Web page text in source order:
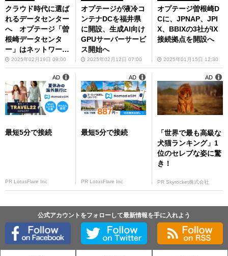
クラウド時代に選ば
れるデータセンター
へ オプテージ「曽
根崎データセンタ
ー」はネットワーク
への接続性が強み
2025年02月19日 09:00
オプテージが液冷コ
ンテナDCを福井県
に開設、生成AI向け
GPUサーバーサービ
ス開始へ
2025年02月12日 07:00
オプテージ曽根崎D
Cに、JPNAP、JPI
X、BBIXの3社がIX
接続拠点を開設へ
2025年01月15日 12:30
最短5分で接続
PR LotusFlare Inc
AD
最短5分で接続
PR LotusFlare Inc
AD
「世界で最も高級な
犬猫ランキング」1
位のセレブな姿に驚
き！
PR Skyrocket株式会社
AD
公式アカウントをフォローして最新情報を手に入れよう